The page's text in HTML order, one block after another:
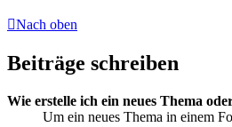
Nach oben
Beiträge schreiben
Wie erstelle ich ein neues Thema
Um ein neues Thema in einem